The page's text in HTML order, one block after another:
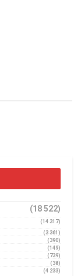
(18 522)
(14 317)
(3 361)
(390)
(149)
(739)
(38)
(4 233)